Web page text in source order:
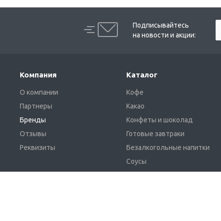
Подписывайтесь
на новости и акции:
Компания
О компании
Партнеры
Бренды
Отзывы
Реквизиты
Каталог
Кофе
Какао
Конфеты и шоколад
Готовые завтраки
Безалкогольные напитки
Соусы